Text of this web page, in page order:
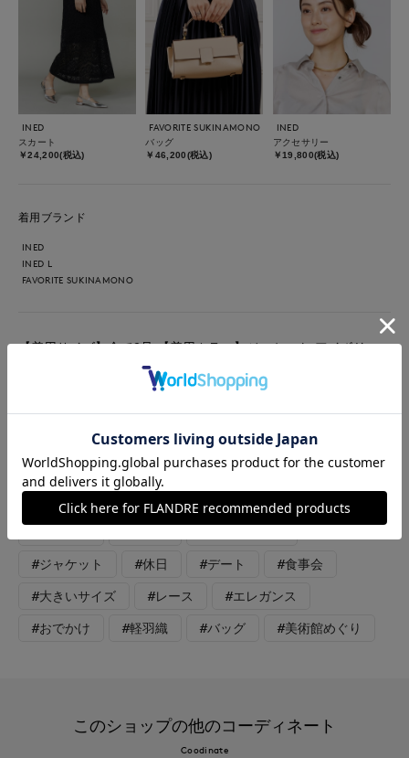
INED
スカート
￥24,200(税込)
FAVORITE SUKINAMONO
バッグ
￥46,200(税込)
INED
アクセサリー
￥19,800(税込)
着用ブランド
INED
INED L
FAVORITE SUKINAMONO
【着用サイズ】全て9号 【着用カラー】ジャケット:アイボリ
ー ニット/スカート:ブラック 夏のジャケットお出かけスタイル
ジャケットは麻ストレッチで着心地抜群！老舗のポンテトルト社
の生地なので、発色がとてもキレイです。ゆったりサイズで着丈
もあるので細身のパンツでも安心。 ニットアップはレース柄が
上品で、伸縮性よくストレスフリー。単品での着回し力も抜群
で、キレイめからカジュアルまで着回して頂けます。
#ジャケット #休日 #デート #食事会
#大きいサイズ #レース #エレガンス
#おでかけ #軽羽織 #バッグ #美術館めぐり
このショップの他のコーディネート
Coodinate